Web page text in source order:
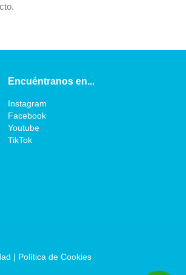
Encuéntranos en...
Instagram
Facebook
Youtube
TikTok
| Política de Cookies